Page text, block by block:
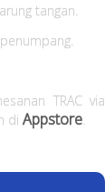
tangan.
TRAC via
di Appstore